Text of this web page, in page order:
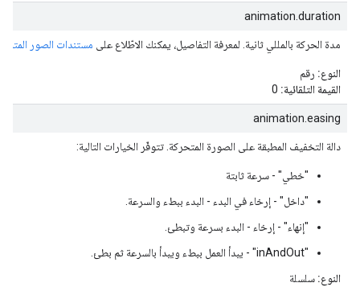
animation.duration
مدة الحركة بالمللي ثانية. لمعرفة التفاصيل، يمكنك الاطّلاع على مستندات الصور
النوع: رقم
القيمة التلقائية:
animation.easing
دالة التخفيف المطبقة على الصورة المتحركة. تتوفّر الخيارات التالية:
"خطي" - سرعة ثابتة
"داخل" - إرخاء في البدء - البدء ببطء والسرعة.
"إنهاء" - إرخاء - البدء بسرعة وتبطئ.
"inAndOut" - يبدأ العمل ببطء ويبدأ بالسرعة ثم بطئ.
النوع: سلسلة